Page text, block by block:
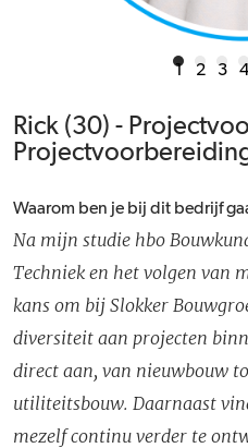
1 2 3 4
Rick (30) -
Waarom ben je bij dit bedrijf
Na mijn studie hbo
Techniek en het volgen van
kans om bij Slokker
diversiteit aan projecten
direct aan, van nieuwbouw
utiliteitsbouw. Daarnaast
mezelf continu verder te